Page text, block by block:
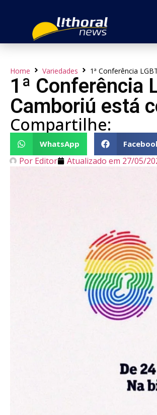
Home Variedades 1ª Conferência
1ª Conferência
Camboriú está
Compartilhe:
WhatsApp
Por Editor Atualizado em 27/05/